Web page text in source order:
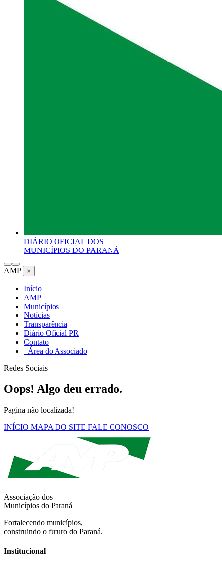
DIÁRIO OFICIAL DOS
MUNICÍPIOS DO PARANÁ
AMP ×
Início
AMP
Municípios
Notícias
Transparência
Diário Oficial PR
Contato
Área do Associado
Redes Sociais
Oops! Algo deu errado.
Pagina não localizada!
INÍCIO MAPA DO SITE FALE CONOSCO
Associação dos
Municípios do Paraná
Fortalecendo municípios,
construindo o futuro do Paraná.
Institucional